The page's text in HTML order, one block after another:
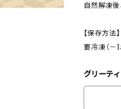
自然解凍後
【保存方法】
要冷凍（－
グリーテ